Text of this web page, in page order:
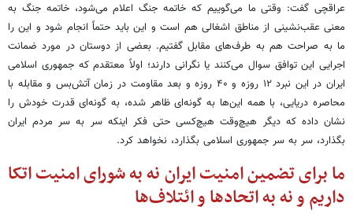
عراقچی گفت: وقتی ما می‌گوییم که خاتمه جنگ اعلام می‌شود، خاتمه جنگ به
معنی عقب‌نشینی از مناطق اشغالی هم است و این باید حتماً انجام شود و این را
ما به صراحت هم به طرف‌های مقابل گفتیم. بعضی از دوستان در مورد ضمانت
اجرایی این توافق سوال می‌کنند یا نگرانی دارند؛ اولاً معتقدم که جمهوری اسلامی
ایران در این نبرد ۱۲ روزه و ۴۰ روزه و بعد مقاومت در زمان آتش‌بس و مقابله با
محاصره دریایی، با همه این‌ها به گونه‌ای ظاهر شده، به گونه‌ای قدرت خودش را
نشان داده که دیگر هیچ‌وقت هیچ‌کسی حتی فکر اینکه سر به سر مردم ایران
بگذارد، سر به سر جمهوری اسلامی بگذارد، نخواهد کرد.
ما برای تضمین امنیت ایران نه به شورای امنیت اتکا
داریم و نه به اتحادها و ائتلاف‌ها